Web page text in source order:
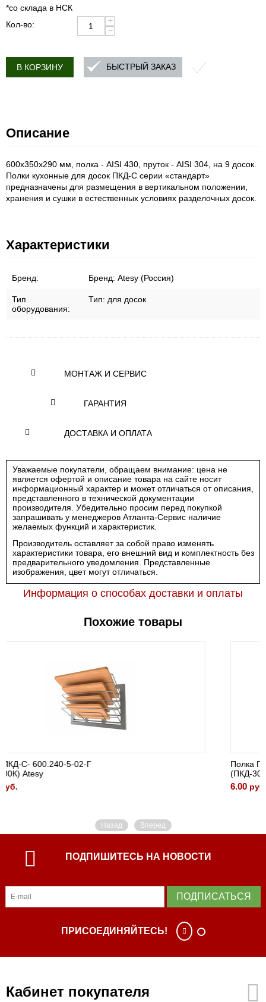
*со склада в НСК
Кол-во:
+
−
В КОРЗИНУ БЫСТРЫЙ ЗАКАЗ
Описание
600х350х290 мм, полка - AISI 430, пруток - AISI 304, на 9 досок.
Полки кухонные для досок ПКД-С серии «стандарт»
предназначены для размещения в вертикальном положении,
хранения и сушки в естественных условиях разделочных досок.
Характеристики
Бренд: Бренд: Atesy (Россия)
Тип
оборудования:
Тип: для досок
МОНТАЖ И СЕРВИС
ГАРАНТИЯ
ДОСТАВКА И ОПЛАТА
Уважаемые покупатели, обращаем внимание: цена не
является офертой и описание товара на сайте носит
информационный характер и может отличаться от описания,
представленного в технической документации
производителя. Убедительно просим перед покупкой
запрашивать у менеджеров Атланта-Сервис наличие
желаемых функций и характеристик.
Производитель оставляет за собой право изменять
характеристики товара, его внешний вид и комплектность без
предварительного уведомления. Представленные
изображения, цвет могут отличаться.
Информация о способах доставки и оплаты
Похожие товары
Полка ПКД-С- 600.240-5-02-Г
(ПКД-600К) Atesy
13.00
Назад Вперед
ПОДПИШИТЕСЬ НА НОВОСТИ
ПОДПИСАТЬСЯ
ПРИСОЕДИНЯЙТЕСЬ!
Кабинет покупателя